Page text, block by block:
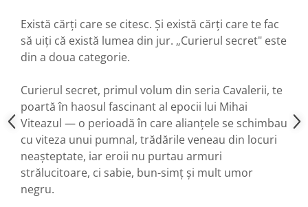
Există cărți care se citesc. Și există cărți care te fac
să uiți că există lumea din jur. „Curierul secret" este
din a doua categorie.
Curierul secret, primul volum din seria Cavalerii, te
poartă în haosul fascinant al epocii lui Mihai
Viteazul — o perioadă în care alianțele se schimbau
cu viteza unui pumnal, trădările veneau din locuri
neașteptate, iar eroii nu purtau armuri
strălucitoare, ci sabie, bun-simț și mult umor
negru.